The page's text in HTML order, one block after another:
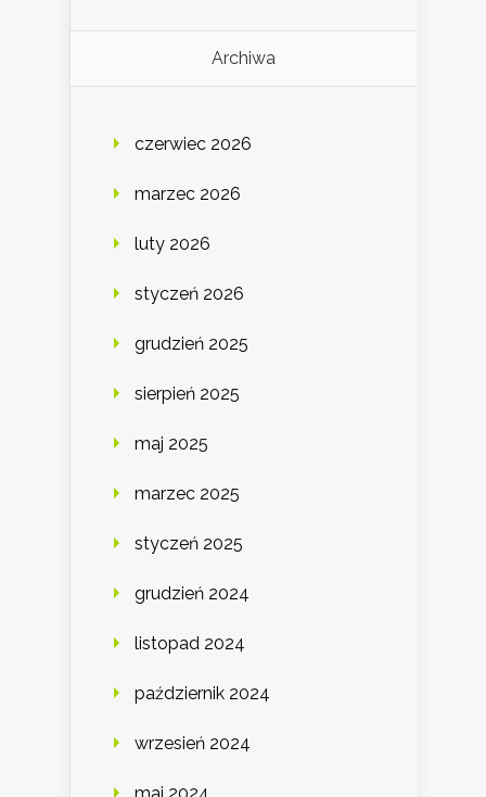
Archiwa
czerwiec 2026
marzec 2026
luty 2026
styczeń 2026
grudzień 2025
sierpień 2025
maj 2025
marzec 2025
styczeń 2025
grudzień 2024
listopad 2024
październik 2024
wrzesień 2024
maj 2024